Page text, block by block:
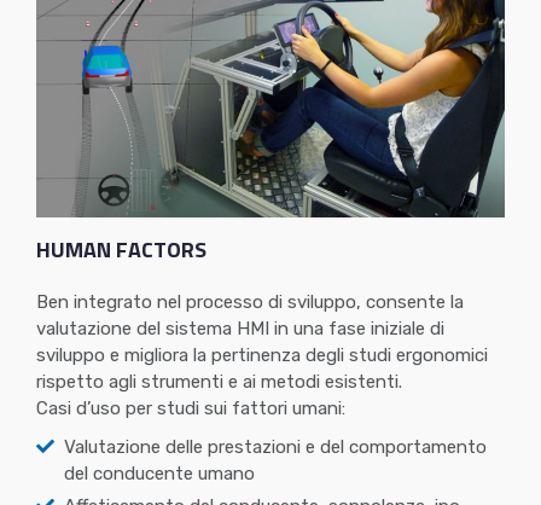
HUMAN FACTORS
Ben integrato nel processo di sviluppo, consente la
valutazione del sistema HMI in una fase iniziale di
sviluppo e migliora la pertinenza degli studi ergonomici
rispetto agli strumenti e ai metodi esistenti.
Casi d’uso per studi sui fattori umani:
Valutazione delle prestazioni e del comportamento
del conducente umano